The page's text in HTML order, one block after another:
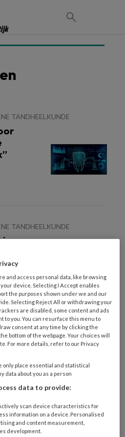
TANDHEELKUNDE
TANDHEELKUNDE
in
TANDHEELKUNDE
2026
and access personal data, like browsing
device. Selecting I Accept enables
the purposes shown under we and our
Selecting Reject All or withdrawing your
are disabled, some content and ads
to you. You can resurface this menu to
consent at any time by clicking the
bottom of the webpage. Your choices will
For more details, refer to our Privacy
only place essential and statistical
data about you as a person
data to provide:
scan device characteristics for
information on a device. Personalised
and content measurement,
development.